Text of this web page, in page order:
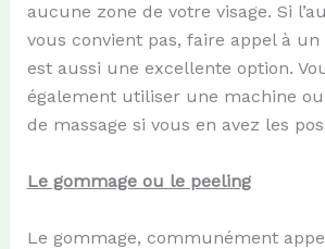
aucune zone de votre visage. Si
vous convient pas, faire appel à un
est aussi une excellente option.
également utiliser une machine
de massage si vous en avez les
Le gommage ou le peeling
Le gommage, communément